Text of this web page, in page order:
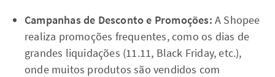
Campanhas de Desconto e Promoções: A Shopee
realiza promoções frequentes, como os dias de
grandes liquidações (11.11, Black Friday, etc.),
onde muitos produtos são vendidos com